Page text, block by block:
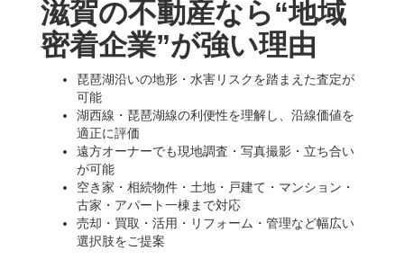
滋賀の不動産なら“地域
密着企業”が強い理由
琵琶湖沿いの地形・水害リスクを踏まえた査定が
可能
湖西線・琵琶湖線の利便性を理解し、沿線価値を
適正に評価
遠方オーナーでも現地調査・写真撮影・立ち合い
が可能
空き家・相続物件・土地・戸建て・マンション・
古家・アパート一棟まで対応
売却・買取・活用・リフォーム・管理など幅広い
選択肢をご提案